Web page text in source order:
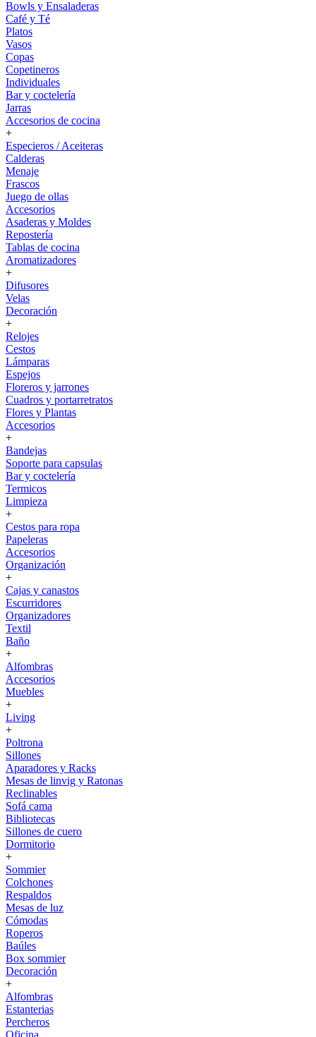
Bowls y Ensaladeras
Café y Té
Platos
Vasos
Copas
Copetineros
Individuales
Bar y coctelería
Jarras
Accesorios de cocina
+
Especieros / Aceiteras
Calderas
Menaje
Frascos
Juego de ollas
Accesorios
Asaderas y Moldes
Repostería
Tablas de cocina
Aromatizadores
+
Difusores
Velas
Decoración
+
Relojes
Cestos
Lámparas
Espejos
Floreros y jarrones
Cuadros y portarretratos
Flores y Plantas
Accesorios
+
Bandejas
Soporte para capsulas
Bar y coctelería
Termicos
Limpieza
+
Cestos para ropa
Papeleras
Accesorios
Organización
+
Cajas y canastos
Escurridores
Organizadores
Textil
Baño
+
Alfombras
Accesorios
Muebles
+
Living
+
Poltrona
Sillones
Aparadores y Racks
Mesas de linvig y Ratonas
Reclinables
Sofá cama
Bibliotecas
Sillones de cuero
Dormitorio
+
Sommier
Colchones
Respaldos
Mesas de luz
Cómodas
Roperos
Baúles
Box sommier
Decoración
+
Alfombras
Estanterias
Percheros
Oficina